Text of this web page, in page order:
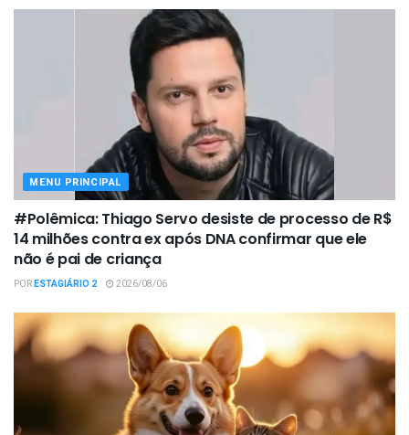
MENU PRINCIPAL
#Polêmica: Thiago Servo desiste de processo de R$
14 milhões contra ex após DNA confirmar que ele
não é pai de criança
PORESTAGIÁRIO 2 2026/08/06